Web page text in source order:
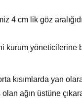
cm lik göz
kurum yöneticilerine
kısımlarda yan
ağın üstüne